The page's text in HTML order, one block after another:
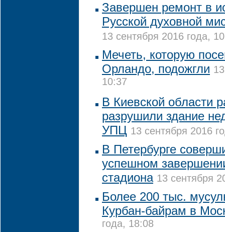
Завершен ремонт в
Русской духовной
13 сентября 2016 года,
Мечеть, которую
Орландо, подожгли
10:37
В Киевской области
разрушили здание
УПЦ 13 сентября 2016
В Петербурге
успешном
стадиона 13 сентября
Более 200 тыс.
Курбан-байрам в
года, 18:08